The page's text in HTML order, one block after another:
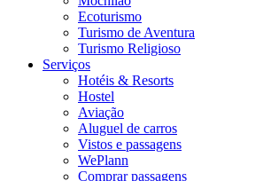
Ecoturismo
Turismo de Aventura
Turismo Religioso
Serviços
Hotéis & Resorts
Hostel
Aviação
Aluguel de carros
Vistos e passagens
WePlann
Comprar passagens